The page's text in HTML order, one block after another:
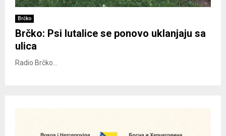
Brčko
Brčko: Psi lutalice se ponovo uklanjaju sa
ulica
Radio Brčko...